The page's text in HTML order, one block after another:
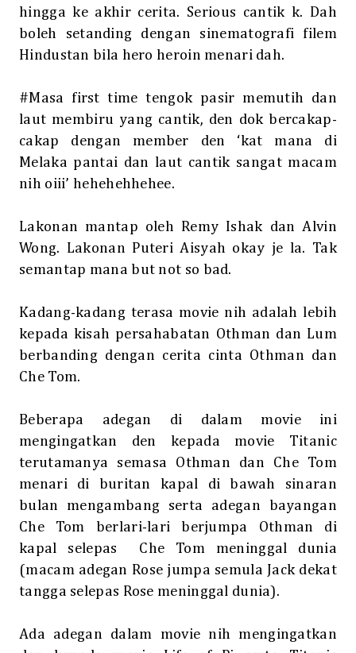
hingga ke akhir cerita. Serious cantik k. Dah
boleh setanding dengan sinematografi filem
Hindustan bila hero heroin menari dah.
#Masa first time tengok pasir memutih dan
laut membiru yang cantik, den dok bercakap-
cakap dengan member den ‘kat mana di
Melaka pantai dan laut cantik sangat macam
nih oiii’ hehehehhehee.
Lakonan mantap oleh Remy Ishak dan Alvin
Wong. Lakonan Puteri Aisyah okay je la. Tak
semantap mana but not so bad.
Kadang-kadang terasa movie nih adalah lebih
kepada kisah persahabatan Othman dan Lum
berbanding dengan cerita cinta Othman dan
Che Tom.
Beberapa adegan di dalam movie ini
mengingatkan den kepada movie Titanic
terutamanya semasa Othman dan Che Tom
menari di buritan kapal di bawah sinaran
bulan mengambang serta adegan bayangan
Che Tom berlari-lari berjumpa Othman di
kapal selepas
Che Tom meninggal dunia
(macam adegan Rose jumpa semula Jack dekat
tangga selepas Rose meninggal dunia).
Ada adegan dalam movie nih mengingatkan